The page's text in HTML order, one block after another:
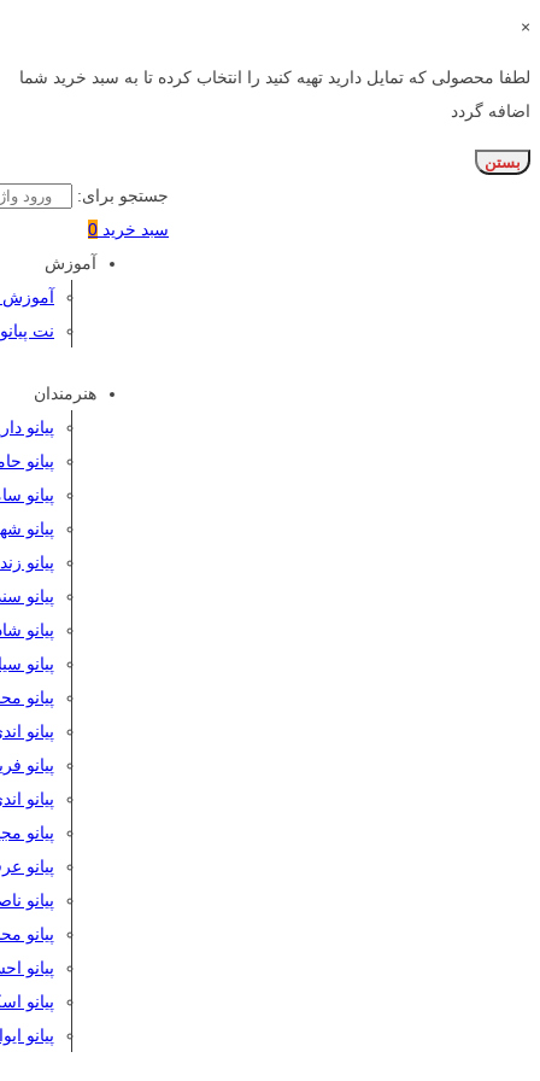
×
لطفا محصولی که تمایل دارید تهیه کنید را انتخاب کرده تا به سبد خرید شما
اضافه گردد
بستن
جستجو برای:
سبد خرید 0
آموزش
آموزش
نت پیانو
هنرمندان
پیانو
پیانو
پیانو
پیانو
پیانو
پیانو
پیانو
پیانو
پیانو
پیانو
پیانو
پیانو
پیانو
پیانو
پیانو
پیانو
پیانو
پیانو
پیانو